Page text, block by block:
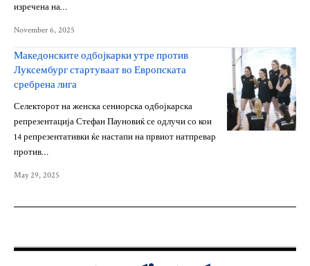
изречена на…
November 6, 2025
Македонските одбојкарки утре против
Луксембург стартуваат во Европската
сребрена лига
Селекторот на женска сениорска одбојкарска
репрезентација Стефан Пауновиќ се одлучи со кои
14 репрезентативки ќе настапи на првиот натпревар
против…
May 29, 2025